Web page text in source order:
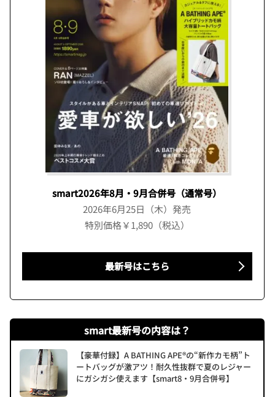
smart2026年8月・9月合併号（通常号）
2026年6月25日（木）発売
特別価格￥1,890（税込）
最新号はこちら
smart最新号の内容は？
【豪華付録】A BATHING APE®の“新作カモ柄”ト
ートバッグが激アツ！耐久性抜群で夏のレジャー
にガシガシ使えます【smart8・9月合併号】